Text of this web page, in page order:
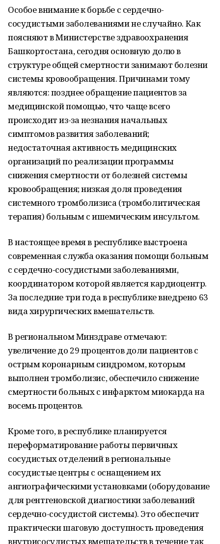
Особое внимание к борьбе с сердечно-
сосудистыми заболеваниями не случайно. Как
поясняют в Министерстве здравоохранения
Башкортостана, сегодня основную долю в
структуре общей смертности занимают болезни
системы кровообращения. Причинами тому
являются: позднее обращение пациентов за
медицинской помощью, что чаще всего
происходит из-за незнания начальных
симптомов развития заболеваний;
недостаточная активность медицинских
организаций по реализации программы
снижения смертности от болезней системы
кровообращения; низкая доля проведения
системного тромболизиса (тромболитическая
терапия) больным с ишемическим инсультом.
В настоящее время в республике выстроена
современная служба оказания помощи больным
с сердечно-сосудистыми заболеваниями,
координатором которой является кардиоцентр.
За последние три года в республике внедрено 63
вида хирургических вмешательств.
В региональном Минздраве отмечают:
увеличение до 29 процентов доли пациентов с
острым коронарным синдромом, которым
выполнен тромболизис, обеспечило снижение
смертности больных с инфарктом миокарда на
восемь процентов.
Кроме того, в республике планируется
переформатирование работы первичных
сосудистых отделений в региональные
сосудистые центры с оснащением их
ангиографическими установками (оборудование
для рентгеновской диагностики заболеваний
сердечно-сосудистой системы). Это обеспечит
практически шаговую доступность проведения
внутрисосудистых вмешательств в течение так